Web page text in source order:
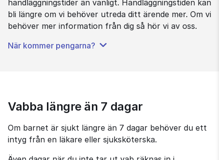
handläggningstider än vanligt. Handläggningstiden kan
bli längre om vi behöver utreda ditt ärende mer. Om vi
behöver mer information från dig så hör vi av oss.
När kommer pengarna?
Vabba längre än 7 dagar
Om barnet är sjukt längre än 7 dagar behöver du ett
intyg från en läkare eller sjuksköterska.